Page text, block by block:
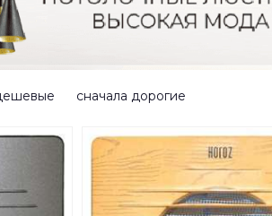
сначала дорогие